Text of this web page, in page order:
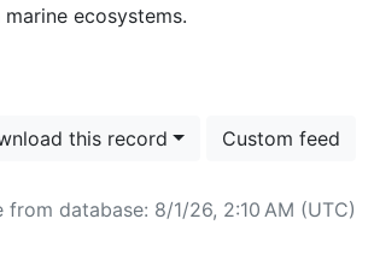
this record Custom feed
from database: 8/1/26, 2:10 AM (UTC)